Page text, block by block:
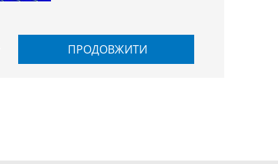
ПРОДОВЖИТИ